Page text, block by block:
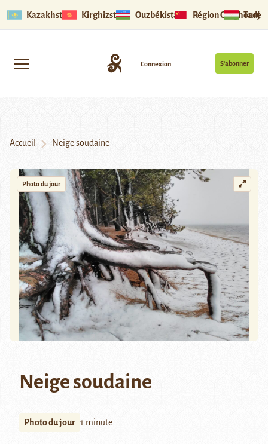
Kazakhstan Kirghizstan Ouzbékistan Région Ouïghoure
S’abonner
Connexion
Accueil Neige soudaine
Photo du jour
Neige soudaine
Photo du jour 1 minute